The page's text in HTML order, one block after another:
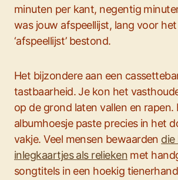
minuten per kant, negentig
was jouw afspeellijst, lang voor
‘afspeellijst’ bestond.
Het bijzondere aan een
tastbaarheid. Je kon het
op de grond laten vallen en rapen.
albumhoesje paste precies in het
vakje. Veel mensen bewaarden die
inlegkaartjes als reliekenmet
songtitels in een hoekig